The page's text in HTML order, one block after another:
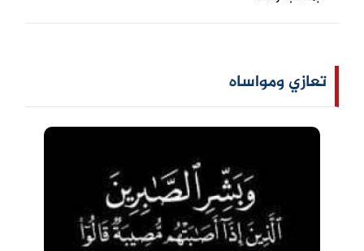
تعازي ومواساه